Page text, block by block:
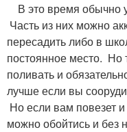
В это время обычно
Часть из них можно
пересадить либо в
постоянное место. Но
поливать и
лучше если вы
Но если вам повезет
можно обойтись и без